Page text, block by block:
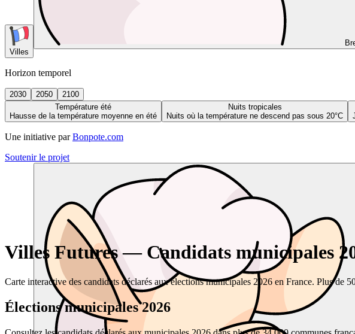
Villes
Horizon temporel
2030 2050
2100
Température été
Hausse de la température moyenne en été
Nuits tropicales
Nuits où la température ne descend pas sous 20°C
Une initiative par Bonpote.com
Soutenir le projet
Villes Futures — Candidats municipales
Carte interactive des candidats déclarés aux élections municipales 2026 en France. Plus de
Élections municipales 2026